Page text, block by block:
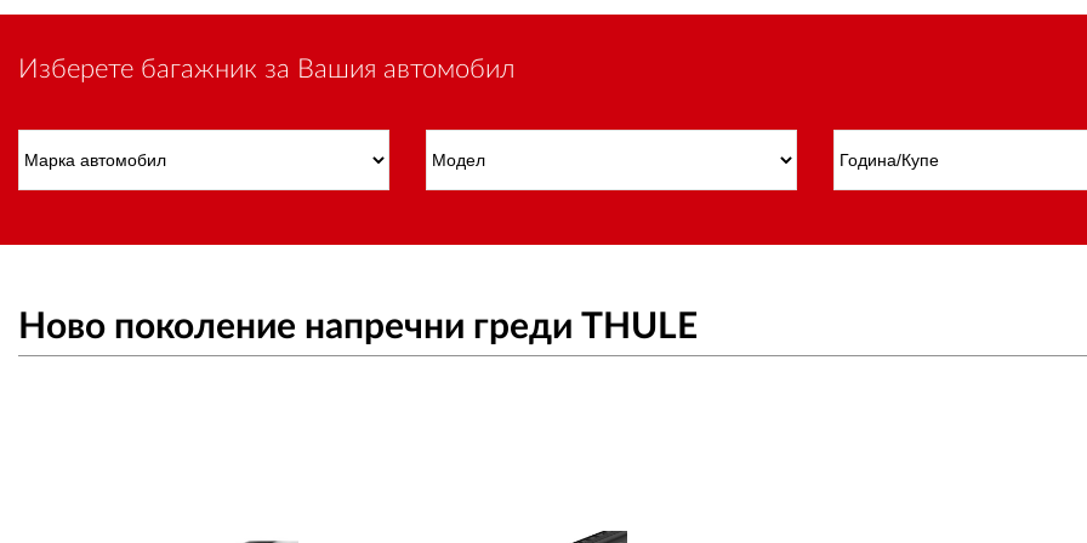
Изберете багажник за Вашия автомобил
Ново поколение напречни греди THULE